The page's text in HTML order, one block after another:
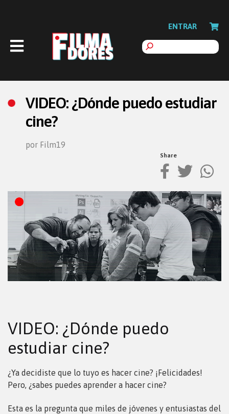
ENTRAR
VIDEO: ¿Dónde puedo estudiar
cine?
por Film19
Share
VIDEO: ¿Dónde puedo
estudiar cine?
¿Ya decidiste que lo tuyo es hacer cine? ¡Felicidades!
Pero, ¿sabes puedes aprender a hacer cine?
Esta es la pregunta que miles de jóvenes y entusiastas del